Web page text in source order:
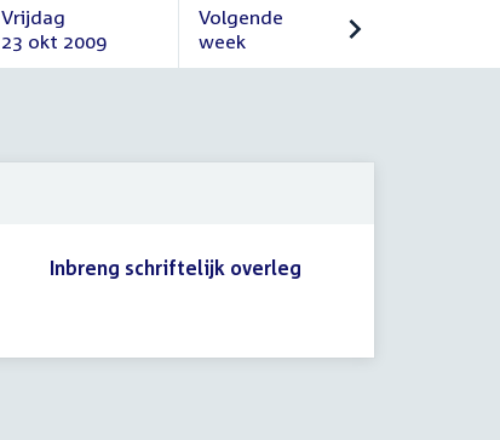
Vrijdag
23 okt 2009
Vrijdag
Volgende
week
Volgende
Inbreng schriftelijk overleg